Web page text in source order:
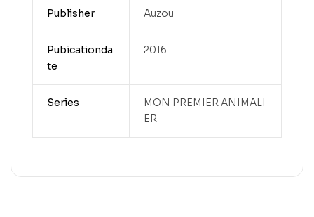
Publisher Auzou
Pubicationda
te
2016
Series
MON PREMIER ANIMALI
ER